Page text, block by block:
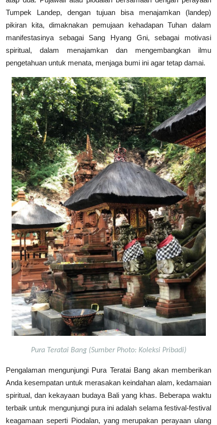
Tumpek Landep, dengan tujuan bisa menajamkan (landep)
pikiran kita, dimaknakan pemujaan kehadapan Tuhan dalam
manifestasinya sebagai Sang Hyang Gni, sebagai motivasi
spiritual, dalam menajamkan dan mengembangkan ilmu
pengetahuan untuk menata, menjaga bumi ini agar tetap damai.
Pura Teratai Bang (Sumber Photo: Koleksi Pribadi)
Pengalaman mengunjungi Pura Teratai Bang akan memberikan
Anda kesempatan untuk merasakan keindahan alam, kedamaian
spiritual, dan kekayaan budaya Bali yang khas. Beberapa waktu
terbaik untuk mengunjungi pura ini adalah selama festival-festival
keagamaan seperti Piodalan, yang merupakan perayaan ulang